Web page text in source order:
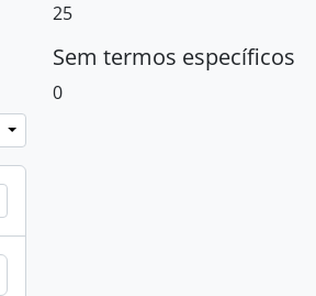
25
Sem termos específicos
0